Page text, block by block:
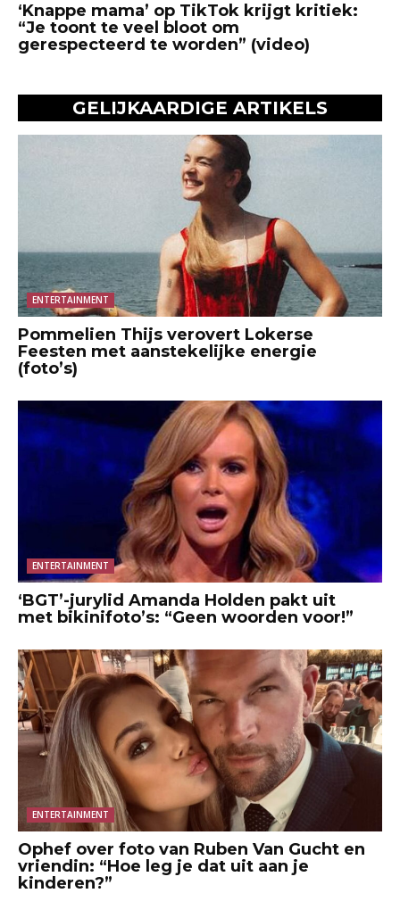
‘Knappe mama’ op TikTok krijgt kritiek:
“Je toont te veel bloot om
gerespecteerd te worden” (video)
GELIJKAARDIGE ARTIKELS
ENTERTAINMENT
Pommelien Thijs verovert Lokerse
Feesten met aanstekelijke energie
(foto’s)
ENTERTAINMENT
‘BGT’-jurylid Amanda Holden pakt uit
met bikinifoto’s: “Geen woorden voor!”
ENTERTAINMENT
Ophef over foto van Ruben Van Gucht en
vriendin: “Hoe leg je dat uit aan je
kinderen?”